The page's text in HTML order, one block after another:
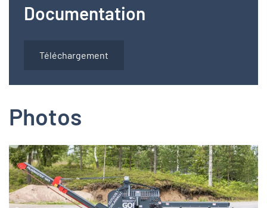
Documentation
Téléchargement
Photos
Zoom